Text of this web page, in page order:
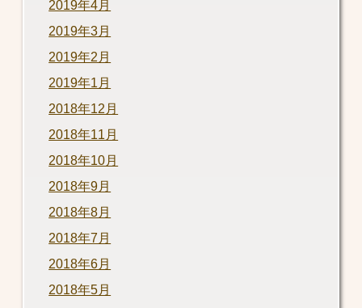
2019年4月
2019年3月
2019年2月
2019年1月
2018年12月
2018年11月
2018年10月
2018年9月
2018年8月
2018年7月
2018年6月
2018年5月